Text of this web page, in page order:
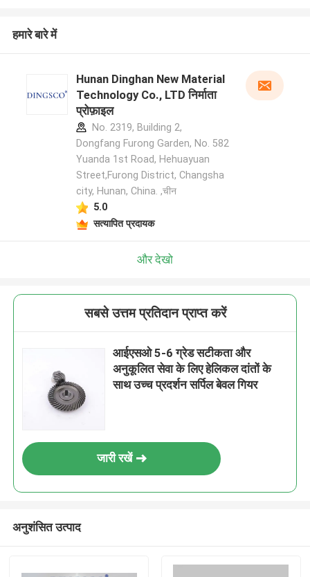
हमारे बारे में
Hunan Dinghan New Material
Technology Co., LTD निर्माता
प्रोफ़ाइल
No. 2319, Building 2,
Dongfang Furong Garden, No. 582
Yuanda 1st Road, Hehuayuan
Street,Furong District, Changsha
city, Hunan, China. ,चीन
5.0
सत्यापित प्रदायक
और देखो
सबसे उत्तम प्रतिदान प्राप्त करें
आईएसओ 5-6 ग्रेड सटीकता और
अनुकूलित सेवा के लिए हेलिकल दांतों के
साथ उच्च प्रदर्शन सर्पिल बेवल गियर
जारी रखें
अनुशंसित उत्पाद